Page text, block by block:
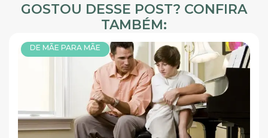
GOSTOU DESSE POST? CONFIRA
TAMBÉM:
DE MÃE PARA MÃE